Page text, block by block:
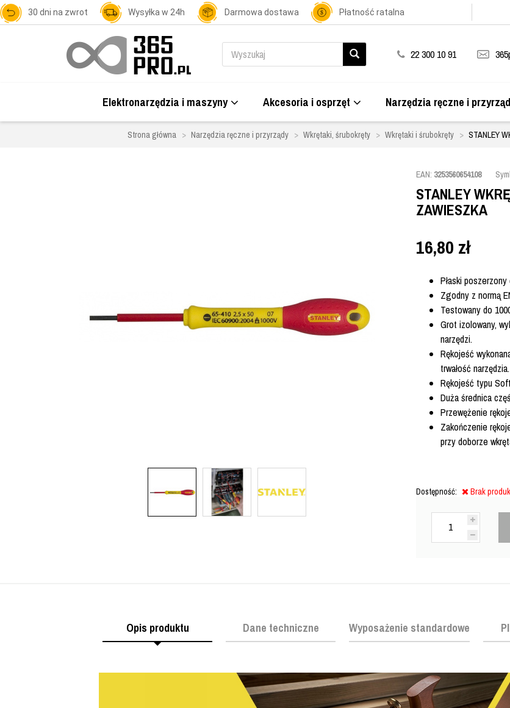
30 dni na zwrot Wysyłka w 24h Darmowa dostawa Płatność ratalna
22 300 10 91
Elektronarzędzia i maszyny Akcesoria i osprzęt Narzędzia ręczne i
Strona główna Narzędzia ręczne i przyrządy Wkrętaki, śrubokręty Wkrętaki i śrubokręty STANLEY
EAN: 3253560654108
STANLEY
ZAWIESZKA
16,80 zł
Płaski
Zgodny z normą
Testowany do
Grot izolowany,
narzędzi.
Rękojeść
trwałość narzędzia.
Rękojeść typu
Duża średnica
Przewężenie
Zakończenie
przy doborze
Dostępność: Brak
Opis produktu Dane techniczne Wyposażenie standardowe